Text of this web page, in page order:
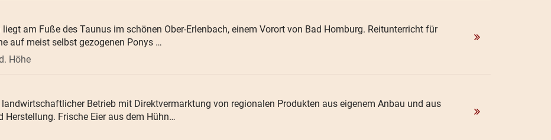
liegt am Fuße des Taunus im schönen Ober-Erlenbach, einem Vorort von Bad Homburg. Reitunterricht für
auf meist selbst gezogenen Ponys …
Höhe
Betrieb mit Direktvermarktung von regionalen Produkten aus eigenem Anbau und aus
Herstellung. Frische Eier aus dem Hühn…